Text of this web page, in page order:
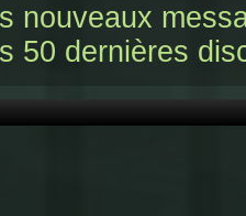
nouveaux
50 dernières